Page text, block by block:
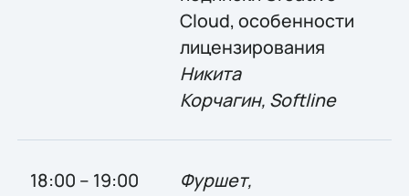
Cloud, особенности
лицензирования
Никита
Корчагин, Softline
18:00 – 19:00
Фуршет,